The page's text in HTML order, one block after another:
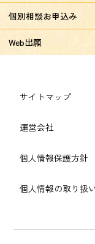
個別相談お申込み
Web出願
サイトマップ
運営会社
個人情報保護方針
個人情報の取り扱